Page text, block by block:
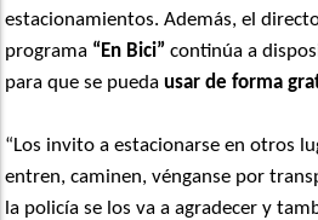
estacionamientos. Además, el
programa “En Bici” continúa a
para que se puedausar de forma
“Los invito a estacionarse en otros
entren, caminen, vénganse por
la policía se los va a agradecer y